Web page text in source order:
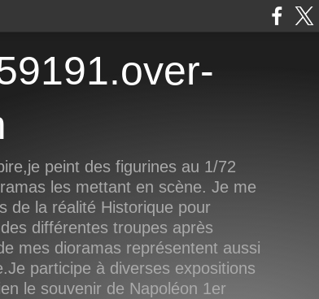
peint des figurines au 1/72
les mettant en scène. Je me
de la réalité Historique pour
différentes troupes après
mes dioramas représentent aussi
participe à diverses expositions
le souvenir de Napoléon 1er